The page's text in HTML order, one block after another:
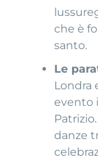
che è
santo.
Le
Londra
evento
danze